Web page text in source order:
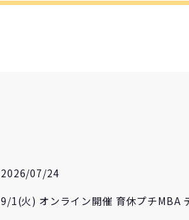
2026/07/24
9/1(火) オンライン開催 育休プチMBA